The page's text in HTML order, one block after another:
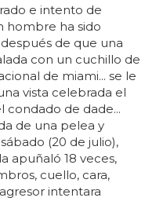
e intento de
hombre ha sido
después de que una
con un cuchillo de
de miami... se le
vista celebrada el
condado de dade...
de una pelea y
(20 de julio),
apuñaló 18 veces,
cuello, cara,
intentara